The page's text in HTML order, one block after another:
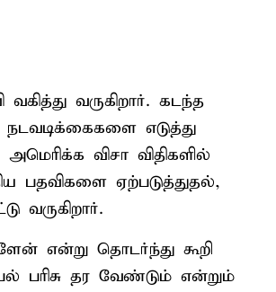
வருகிறார். கடந்த
எடுத்து
விசா விதிகளில்
பதவிகளை ஏற்படுத்துதல்,
வருகிறார்.
என்று தொடர்ந்து கூறி
பரிசு தர வேண்டும் என்றும்